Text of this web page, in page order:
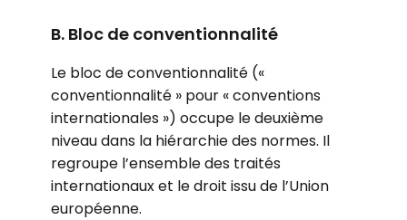
B. Bloc de conventionnalité
Le bloc de conventionnalité («
conventionnalité » pour « conventions
internationales ») occupe le deuxième
niveau dans la hiérarchie des normes. Il
regroupe l’ensemble des traités
internationaux et le droit issu de l’Union
européenne.